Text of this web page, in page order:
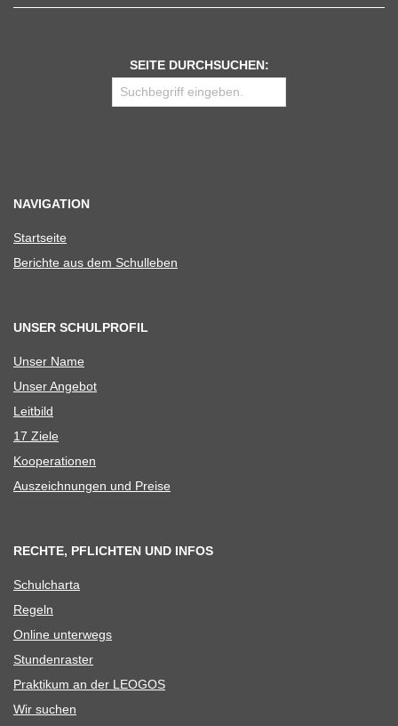
SEITE DURCHSUCHEN:
NAVIGATION
Start­seite
Berichte aus dem Schulleben
UNSER SCHULPROFIL
Unser Name
Unser Ange­bot
Leit­bild
17 Ziele
Koope­ra­tio­nen
Aus­zeich­nun­gen und Preise
RECHTE, PFLICHTEN UND INFOS
Schul­charta
Regeln
Online unter­wegs
Stun­den­ras­ter
Prak­ti­kum an der LEOGOS
Wir suchen